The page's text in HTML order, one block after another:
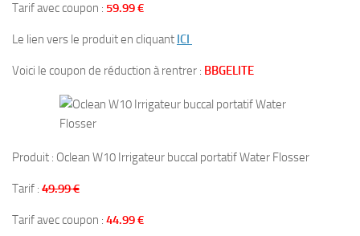
Tarif avec coupon : 59.99 €
Le lien vers le produit en cliquant ICI
Voici le coupon de réduction à rentrer : BBGELITE
Produit : Oclean W10 Irrigateur buccal portatif Water Flosser
Tarif : 49.99 €
Tarif avec coupon : 44.99 €